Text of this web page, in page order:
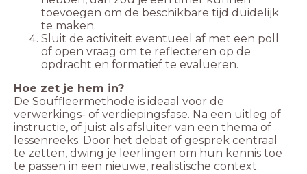
toevoegen om de beschikbare tijd duidelijk
te maken.
Sluit de activiteit eventueel af met een poll
of open vraag om te reflecteren op de
opdracht en formatief te evalueren.
Hoe zet je hem in?
De Souffleermethode is ideaal voor de
verwerkings- of verdiepingsfase. Na een uitleg of
instructie, of juist als afsluiter van een thema of
lessenreeks. Door het debat of gesprek centraal
te zetten, dwing je leerlingen om hun kennis toe
te passen in een nieuwe, realistische context.